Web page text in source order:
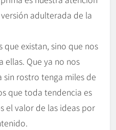
adulterada de la
existan, sino que nos
ellas. Que ya no nos
rostro tenga miles de
que toda tendencia es
el valor de las ideas por